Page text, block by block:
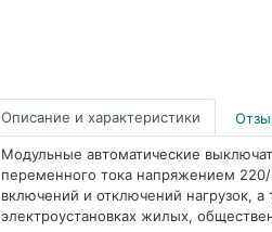
Описание и характеристики
Модульные автоматические
переменного тока напряжением
включений и отключений нагрузок,
электроустановках жилых,